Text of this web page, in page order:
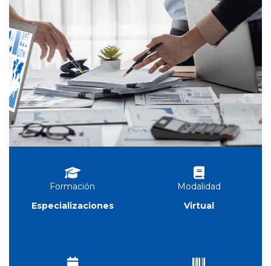
Formación
Especializaciones
Modalidad
Virtual